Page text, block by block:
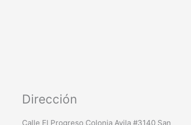
Dirección
Calle El Progreso Colonia Avila #3140 San